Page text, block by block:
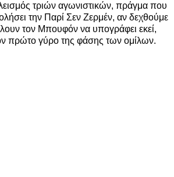
τριών αγωνιστικών, πράγμα που
την Παρί Σεν Ζερμέν, αν δεχθούμε
τον Μπουφόν να υπογράφει εκεί,
πρώτο γύρο της φάσης των ομίλων.